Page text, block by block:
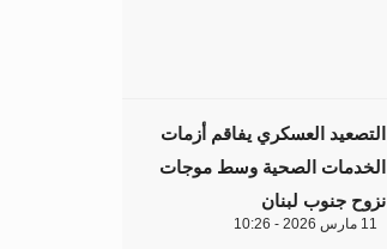
التصعيد العسكري يفاقم أزمات
الخدمات الصحية وسط موجات
نزوح جنوب لبنان
11 مارس 2026 - 10:26